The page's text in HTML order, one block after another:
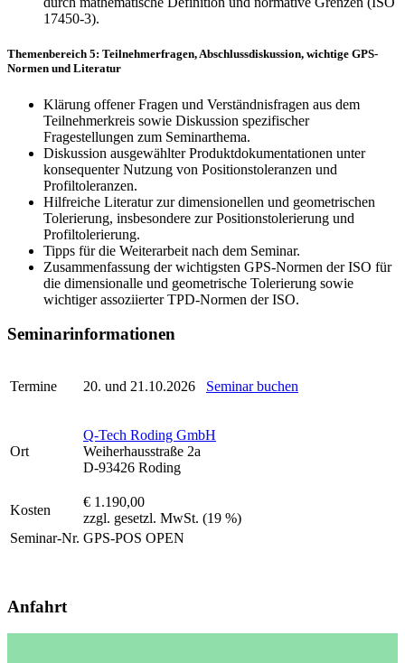
17450-3).
Themenbereich 5: Teilnehmerfragen, Abschlussdiskussion, wichtige GPS-
Normen und Literatur
Klärung offener Fragen und Verständnisfragen aus dem
Teilnehmerkreis sowie Diskussion spezifi­scher
Fragestellungen zum Seminarthema.
Diskussion ausgewählter Produktdokumentationen unter
konsequenter Nutzung von Positionstoleranzen und
Profiltoleranzen.
Hilfreiche Literatur zur dimensionellen und geometrischen
Tolerierung, insbesondere zur Positionstolerierung und
Profiltolerierung.
Tipps für die Weiterarbeit nach dem Seminar.
Zusammenfassung der wichtigsten GPS-Normen der ISO für
die dimensionalle und geometrische Tolerierung sowie
wichtiger assoziierter TPD-Normen der ISO.
Seminarinformationen
Termine 20. und 21.10.2026 Seminar buchen
Ort
Q-Tech Roding GmbH
Weiherhausstraße 2a
D-93426 Roding
Kosten
€ 1.190,00
zzgl. gesetzl. MwSt. (19 %)
Seminar-Nr. GPS-POS OPEN
Anfahrt